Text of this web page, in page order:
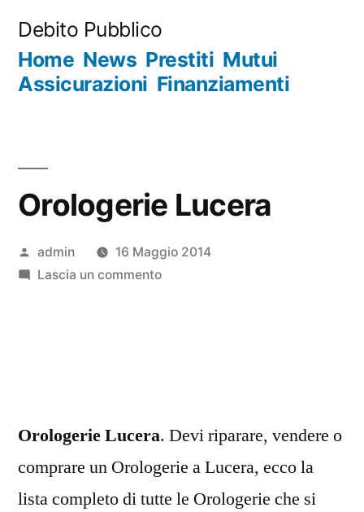
contenuto
Debito Pubblico
Home News Prestiti Mutui
Assicurazioni Finanziamenti
Orologerie Lucera
Pubblicato
da
admin
16 Maggio 2014
Lascia un commentosu
Orologerie Lucera. Devi riparare, vendere o
comprare un Orologerie a Lucera, ecco la
lista completo di tutte le Orologerie che si